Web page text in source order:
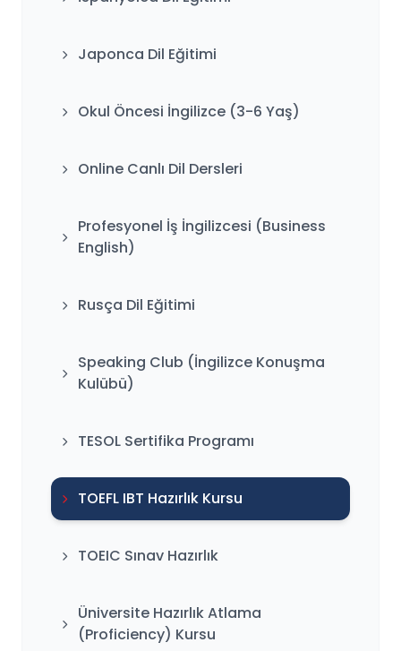
Japonca Dil Eğitimi
Okul Öncesi İngilizce (3-6 Yaş)
Online Canlı Dil Dersleri
Profesyonel İş İngilizcesi (Business
English)
Rusça Dil Eğitimi
Speaking Club (İngilizce Konuşma
Kulübü)
TESOL Sertifika Programı
TOEFL IBT Hazırlık Kursu
TOEIC Sınav Hazırlık
Üniversite Hazırlık Atlama
(Proficiency) Kursu